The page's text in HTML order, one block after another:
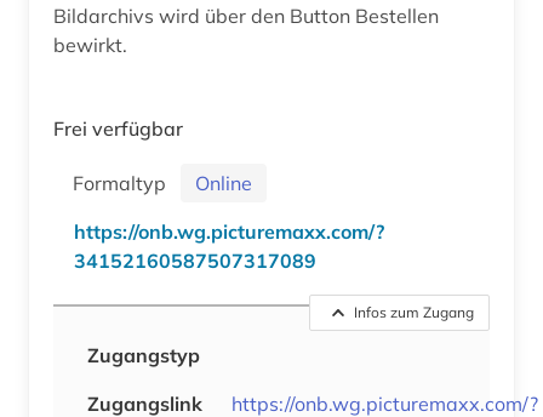
Bildarchivs wird über den Button Bestellen
bewirkt.
Frei verfügbar
Formaltyp
Online
https://onb.wg.picturemaxx.com/?
34152160587507317089
Infos zum Zugang
Zugangstyp
Zugangslink
https://onb.wg.picturemaxx.com/?